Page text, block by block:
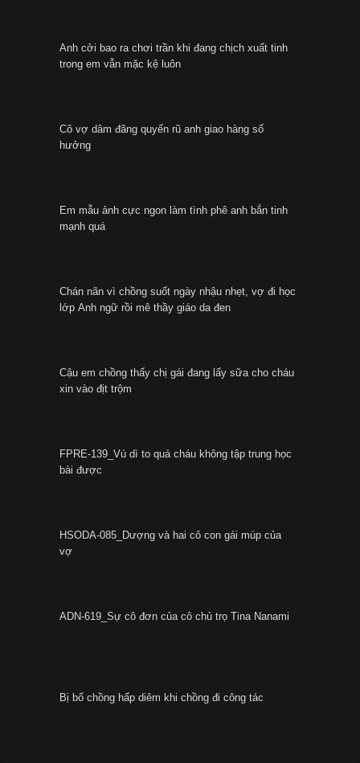
Anh cởi bao ra chơi trần khi đang chịch xuất tinh
trong em vẫn mặc kệ luôn
Cô vợ dâm đãng quyến rũ anh giao hàng số
hưởng
Em mẫu ảnh cực ngon làm tình phê anh bắn tinh
mạnh quá
Chán nãn vì chồng suốt ngày nhậu nhẹt, vợ đi học
lớp Anh ngữ rồi mê thầy giáo da đen
Cậu em chồng thấy chị gái đang lấy sữa cho cháu
xin vào địt trộm
FPRE-139_Vú dì to quá cháu không tập trung học
bài được
HSODA-085_Dượng và hai cô con gái múp của
vợ
ADN-619_Sự cô đơn của cô chủ trọ Tina Nanami
Bị bố chồng hấp diêm khi chồng đi công tác